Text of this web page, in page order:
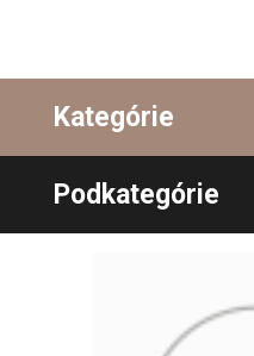
Kategórie
Podkategórie